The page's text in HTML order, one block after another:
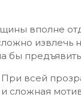
вполне
извлечь
бы
всей
сложная